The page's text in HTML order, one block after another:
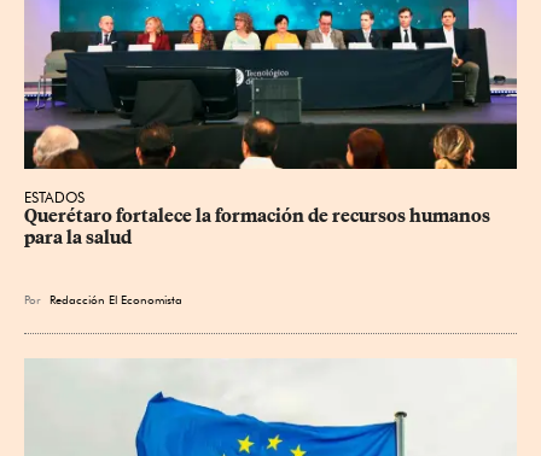
ESTADOS
Querétaro fortalece la formación de recursos humanos
para la salud
Por Redacción El Economista